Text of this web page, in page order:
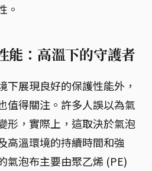
。
能：高溫下的守護者
下展現良好的保護性能外，
值得關注。許多人誤以為氣
形，實際上，這取決於氣泡
高溫環境的持續時間和強
氣泡布主要由聚乙烯 (PE)